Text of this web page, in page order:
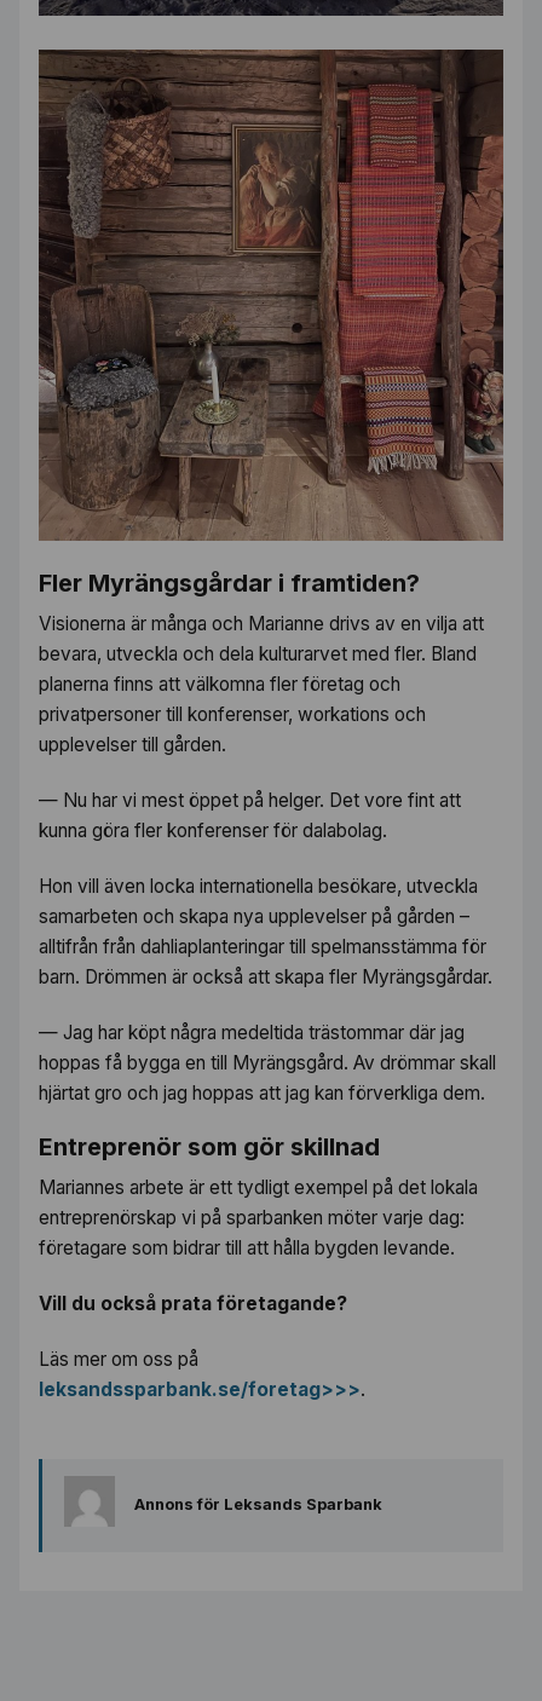
Fler Myrängsgårdar i framtiden?
Visionerna är många och Marianne drivs av en vilja att
bevara, utveckla och dela kulturarvet med fler. Bland
planerna finns att välkomna fler företag och
privatpersoner till konferenser, workations och
upplevelser till gården.
— Nu har vi mest öppet på helger. Det vore fint att
kunna göra fler konferenser för dalabolag.
Hon vill även locka internationella besökare, utveckla
samarbeten och skapa nya upplevelser på gården –
alltifrån från dahliaplanteringar till spelmansstämma för
barn. Drömmen är också att skapa fler Myrängsgårdar.
— Jag har köpt några medeltida trästommar där jag
hoppas få bygga en till Myrängsgård. Av drömmar skall
hjärtat gro och jag hoppas att jag kan förverkliga dem.
Entreprenör som gör skillnad
Mariannes arbete är ett tydligt exempel på det lokala
entreprenörskap vi på sparbanken möter varje dag:
företagare som bidrar till att hålla bygden levande.
Vill du också prata företagande?
Läs mer om oss på
leksandssparbank.se/foretag>>>.
Annons för Leksands Sparbank